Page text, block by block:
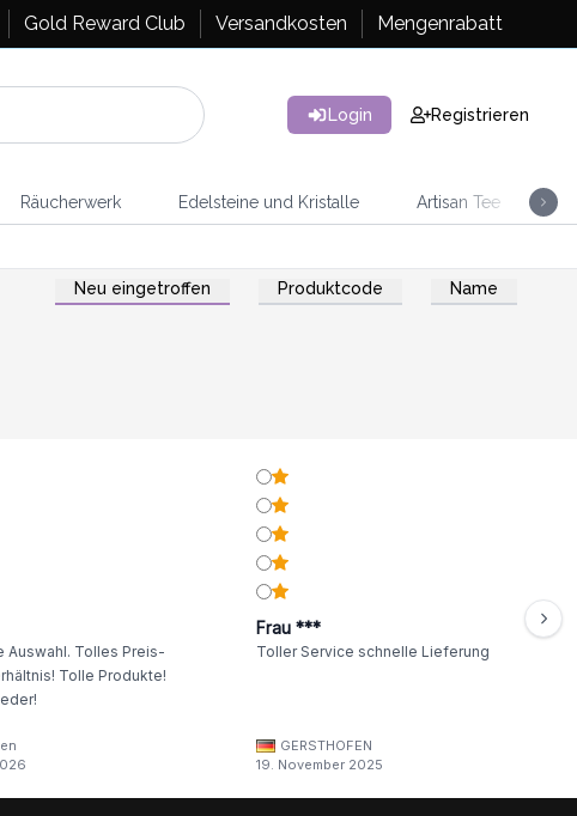
Gold Reward Club Versandkosten Mengenrabatt
Login Registrieren
Räucherwerk Edelsteine und Kristalle Artisan Tee
Neu eingetroffen Produktcode Name
Auswahl. Tolles Preis-
Tolle Produkte!
Frau ***
Toller Service schnelle Lieferung
GERSTHOFEN
19. November 2025